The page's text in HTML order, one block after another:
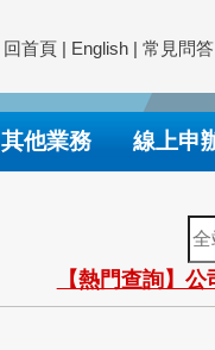
回首頁 | English | 常見問答
其他業務 線上申
全
站
檢
索
【熱門查詢】